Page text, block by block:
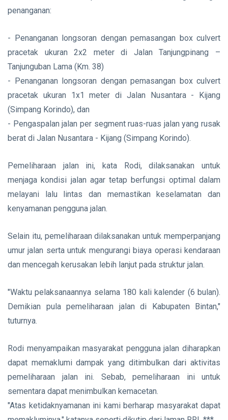
penanganan:
- Penanganan longsoran dengan pemasangan box culvert
pracetak ukuran 2x2 meter di Jalan Tanjungpinang –
Tanjunguban Lama (Km. 38)
- Penanganan longsoran dengan pemasangan box culvert
pracetak ukuran 1x1 meter di Jalan Nusantara - Kijang
(Simpang Korindo), dan
- Pengaspalan jalan per segment ruas-ruas jalan yang rusak
berat di Jalan Nusantara - Kijang (Simpang Korindo).
Pemeliharaan jalan ini, kata Rodi, dilaksanakan untuk
menjaga kondisi jalan agar tetap berfungsi optimal dalam
melayani lalu lintas dan memastikan keselamatan dan
kenyamanan pengguna jalan.
Selain itu, pemeliharaan dilaksanakan untuk memperpanjang
umur jalan serta untuk mengurangi biaya operasi kendaraan
dan mencegah kerusakan lebih lanjut pada struktur jalan.
"Waktu pelaksanaannya selama 180 kali kalender (6 bulan).
Demikian pula pemeliharaan jalan di Kabupaten Bintan,"
tuturnya.
Rodi menyampaikan masyarakat pengguna jalan diharapkan
dapat memaklumi dampak yang ditimbulkan dari aktivitas
pemeliharaan jalan ini. Sebab, pemeliharaan ini untuk
sementara dapat menimbulkan kemacetan.
"Atas ketidaknyamanan ini kami berharap masyarakat dapat